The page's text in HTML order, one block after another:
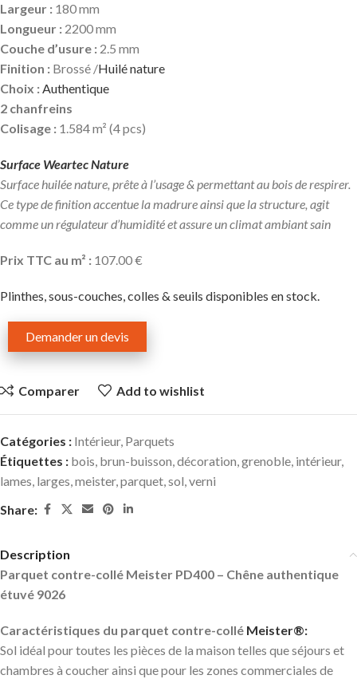
Largeur : 180 mm
Longueur : 2200 mm
Couche d’usure : 2.5 mm
Finition : Brossé /Huilé nature
Choix :Authentique
2 chanfreins
Colisage : 1.584 m² (4 pcs)
Surface Weartec Nature
Surface huilée nature, prête à l’usage & permettant au bois de respirer.
Ce type de finition accentue la madrure ainsi que la structure, agit
comme un régulateur d’humidité et assure un climat ambiant sain
Prix TTC au m² : 107.00 €
Plinthes, sous-couches, colles & seuils disponibles en stock.
Demander un devis
Comparer Add to wishlist
Catégories : Intérieur, Parquets
Étiquettes : bois, brun-buisson,décoration,grenoble, intérieur,
lames, larges,meister,parquet,sol,verni
Share:
Description
Parquet contre-collé Meister PD400 – Chêne authentique
étuvé 9026
Caractéristiques du parquet contre-collé Meister®:
Sol idéal pour toutes les pièces de la maison telles que séjours et
chambres à coucher ainsi que pour les zones commerciales de